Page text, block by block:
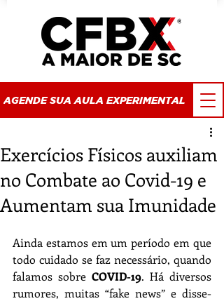
AGENDE SUA AULA EXPERIMENTAL
Exercícios Físicos auxiliam
no Combate ao Covid-19 e
Aumentam sua Imunidade
Ainda estamos em um período em que
todo cuidado se faz necessário, quando
falamos sobre COVID-19. Há diversos
rumores, muitas “fake news” e disse-